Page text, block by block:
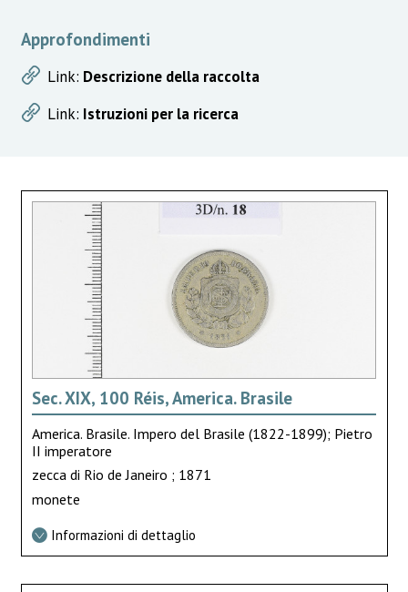
Approfondimenti
Link: Descrizione della raccolta
Link: Istruzioni per la ricerca
Sec. XIX, 100 Réis, America. Brasile
America. Brasile. Impero del Brasile (1822-1899); Pietro
II imperatore
zecca di Rio de Janeiro ; 1871
monete
Informazioni di dettaglio